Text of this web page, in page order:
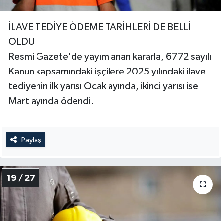
İLAVE TEDİYE ÖDEME TARİHLERİ DE BELLİ
OLDU
Resmi Gazete'de yayımlanan kararla, 6772 sayılı
Kanun kapsamındaki işçilere 2025 yılındaki ilave
tediyenin ilk yarısı Ocak ayında, ikinci yarısı ise
Mart ayında ödendi.
Paylaş
19 / 27